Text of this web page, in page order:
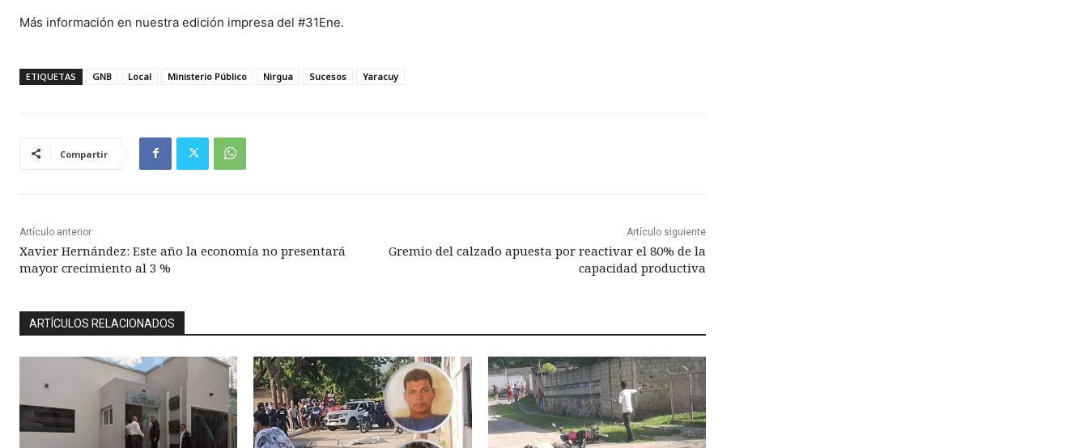
Más información en nuestra edición impresa del #31Ene.
ETIQUETAS GNB Local Ministerio Público Nirgua Sucesos Yaracuy
Compartir
Artículo anterior
Xavier Hernández: Este año la economía no presentará
mayor crecimiento al 3 %
Artículo siguiente
Gremio del calzado apuesta por reactivar el 80% de la
capacidad productiva
ARTÍCULOS RELACIONADOS